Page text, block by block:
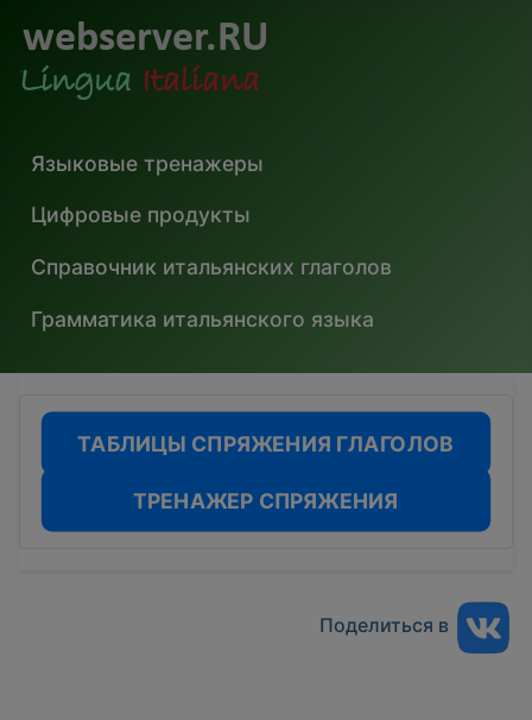
Языковые тренажеры
Цифровые продукты
Справочник итальянских глаголов
Грамматика итальянского языка
ТАБЛИЦЫ СПРЯЖЕНИЯ ГЛАГОЛОВ
ТРЕНАЖЕР СПРЯЖЕНИЯ
Поделиться в